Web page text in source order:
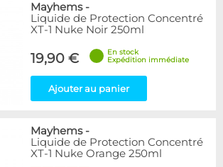
Mayhems-
Liquide de Protection Concentré
XT-1 Nuke Noir 250ml
19,90 €
En stock
Expédition immédiate
Ajouter au panier
Mayhems-
Liquide de Protection Concentré
XT-1 Nuke Orange 250ml